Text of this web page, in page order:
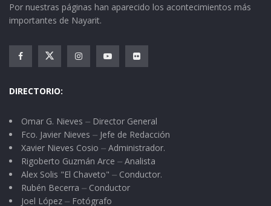
Por nuestras páginas han aparecido los acontecimientos más
importantes de Nayarit.
DIRECTORIO:
Omar G. Nieves ⏤ Director General
Fco. Javier Nieves ⏤ Jefe de Redacción
Xavier Nieves Cosio ⏤ Administrador.
Rigoberto Guzmán Arce ⏤ Analista
Alex Solis "El Chaveto" ⏤ Conductor.
Rubén Becerra ⏤ Conductor
Joel López ⏤ Fotógrafo